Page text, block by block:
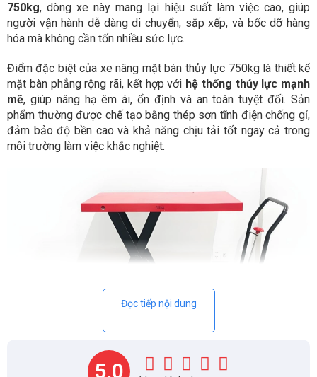
750kg, dòng xe này mang lại hiệu suất làm việc cao, giúp
người vận hành dễ dàng di chuyển, sắp xếp, và bốc dỡ hàng
hóa mà không cần tốn nhiều sức lực.
Điểm đặc biệt của xe nâng mặt bàn thủy lực 750kg là thiết kế
mặt bàn phẳng rộng rãi, kết hợp với hệ thống thủy lực mạnh
mẽ, giúp nâng hạ êm ái, ổn định và an toàn tuyệt đối. Sản
phẩm thường được chế tạo bằng thép sơn tĩnh điện chống gỉ,
đảm bảo độ bền cao và khả năng chịu tải tốt ngay cả trong
môi trường làm việc khắc nghiệt.
Bánh xe PU cao cấp giúp di chuyển êm và hạn chế tiếng ồn
Đọc tiếp nội dung
5.0